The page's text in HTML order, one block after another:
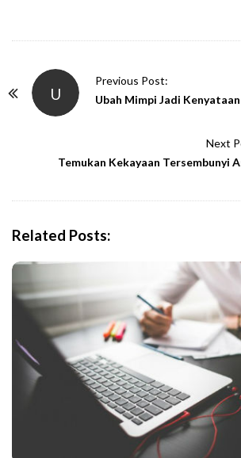
U
Previous Post:
Ubah Mimpi Jadi Kenyataan
Next
Temukan Kekayaan Tersembunyi
Related Posts: